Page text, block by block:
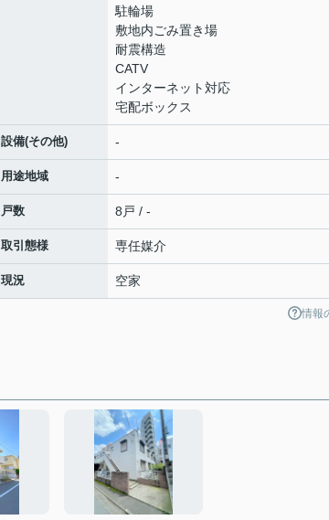
駐輪場
敷地内ごみ置き場
耐震構造
CATV
インターネット対応
宅配ボックス
設備(その他) -
用途地域 -
戸数 8戸 / -
取引態様 専任媒介
現況 空家
情報